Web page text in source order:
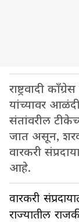
राष्ट्रवादी
यांच्यावर
संतांवरील
जात असून,
वारकरी
आहे.
वारकरी
राज्यातील